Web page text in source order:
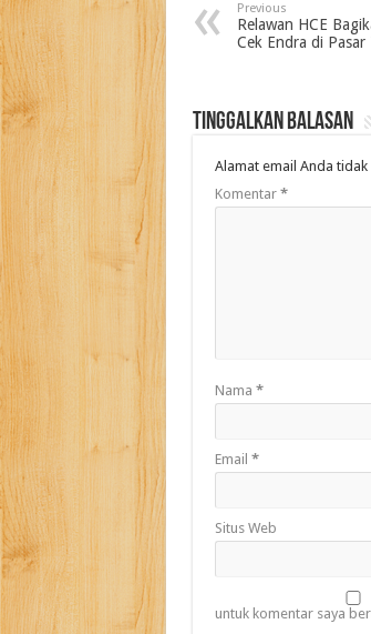
Previous
Relawan HCE
Cek Endra di Pasar
Tinggalkan Balasan
Alamat email Anda
Komentar *
Nama *
Email *
Situs Web
untuk komentar saya